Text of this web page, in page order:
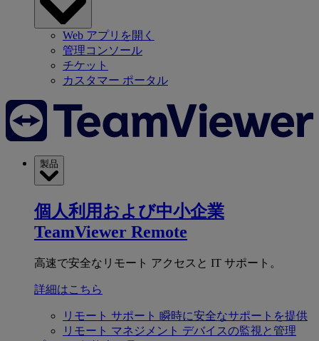
Web アプリを開く
管理コンソール
チケット
カスタマー ポータル
製品
個人利用および中小企業
TeamViewer Remote
高速で安全なリモート アクセスと IT サポート。
詳細はこちら
リモート サポート 瞬時に安全なサポートを提供
リモート マネジメント デバイスの監視と管理